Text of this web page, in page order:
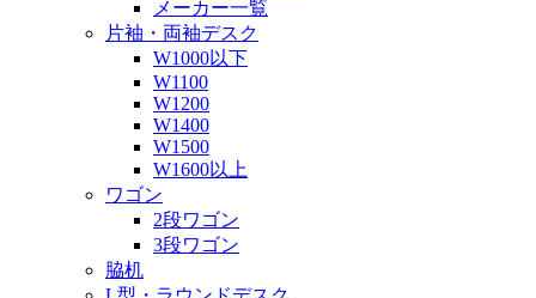
メーカー一覧
片袖・両袖デスク
W1000以下
W1100
W1200
W1400
W1500
W1600以上
ワゴン
2段ワゴン
3段ワゴン
脇机